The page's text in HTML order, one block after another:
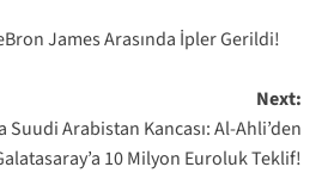
James Arasında İpler Gerildi!
Next:
Suudi Arabistan Kancası: Al-Ahli’den
10 Milyon Euroluk Teklif!